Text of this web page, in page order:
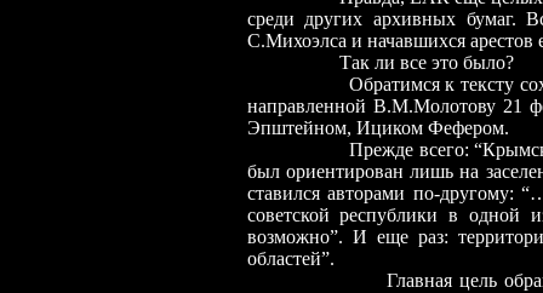
среди других архивных бумаг.
С.Михоэлса и начавшихся арестов
Так ли все это было?
Обратимся к тексту
направленной В.М.Молотову 21
Эпштейном, Ициком Фефером.
Прежде всего:
был ориентирован лишь на
ставился авторами по-другому:
советской республики в одной
возможно”. И еще раз:
областей”.
Главная цель обращения